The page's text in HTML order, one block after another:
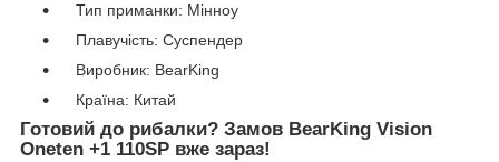
Тип приманки: Мінноу
Плавучість: Суспендер
Виробник: BearKing
Країна: Китай
Готовий до рибалки? Замов BearKing Vision
Oneten +1 110SP вже зараз!